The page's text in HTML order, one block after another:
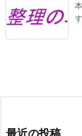
最近の投稿